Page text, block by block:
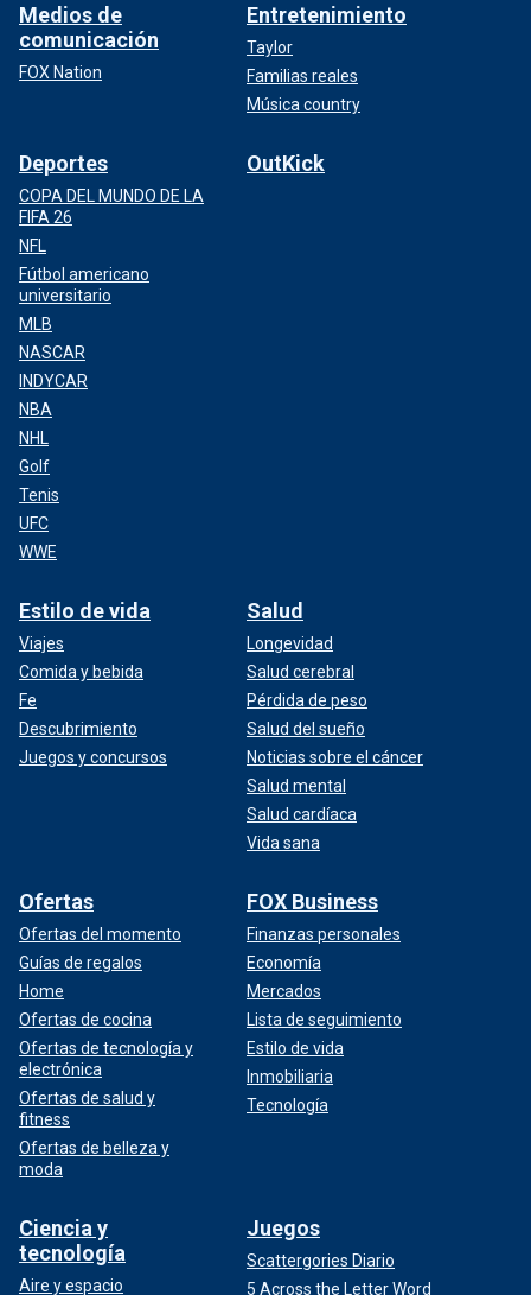
Medios de
comunicación
FOX Nation
Entretenimiento
Taylor
Familias reales
Música country
Deportes
COPA DEL MUNDO DE LA
FIFA 26
NFL
Fútbol americano
universitario
MLB
NASCAR
INDYCAR
NBA
NHL
Golf
Tenis
UFC
WWE
OutKick
Estilo de vida
Viajes
Comida y bebida
Fe
Descubrimiento
Juegos y concursos
Salud
Longevidad
Salud cerebral
Pérdida de peso
Salud del sueño
Noticias sobre el cáncer
Salud mental
Salud cardíaca
Vida sana
Ofertas
Ofertas del momento
Guías de regalos
Home
Ofertas de cocina
Ofertas de tecnología y
electrónica
Ofertas de salud y
fitness
Ofertas de belleza y
moda
FOX Business
Finanzas personales
Economía
Mercados
Lista de seguimiento
Estilo de vida
Inmobiliaria
Tecnología
Ciencia y
tecnología
Aire y espacio
Juegos
Scattergories Diario
5 Across the Letter Word